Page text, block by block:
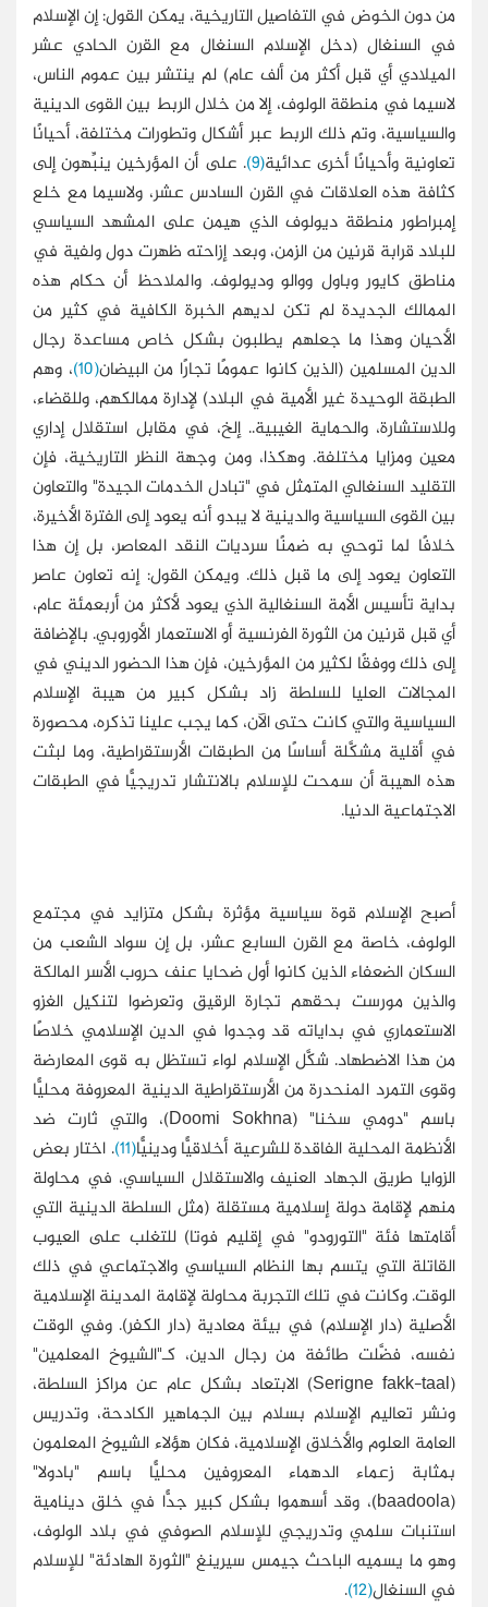
من دون الخوض في التفاصيل التاريخية، يمكن القول: إن الإسلام
في السنغال (دخل الإسلام السنغال مع القرن الحادي عشر
الميلادي أي قبل أكثر من ألف عام) لم ينتشر بين عموم الناس،
لاسيما في منطقة الولوف، إلا من خلال الربط بين القوى الدينية
والسياسية، وتم ذلك الربط عبر أشكال وتطورات مختلفة، أحيانًا
تعاونية وأحيانًا أخرى عدائية(9) . على أن المؤرخين ينبِّهون إلى
كثافة هذه العلاقات في القرن السادس عشر، ولاسيما مع خلع
إمبراطور منطقة ديولوف الذي هيمن على المشهد السياسي
للبلاد قرابة قرنين من الزمن، وبعد إزاحته ظهرت دول ولفية في
مناطق كايور وباول ووالو وديولوف. والملاحظ أن حكام هذه
الممالك الجديدة لم تكن لديهم الخبرة الكافية في كثير من
الأحيان وهذا ما جعلهم يطلبون بشكل خاص مساعدة رجال
الدين المسلمين (الذين كانوا عمومًا تجارًا من البيضان(10)
، وهم
الطبقة الوحيدة غير الأمية في البلاد) لإدارة ممالكهم، وللقضاء،
وللاستشارة، والحماية الغيبية.. إلخ، في مقابل استقلال إداري
معين ومزايا مختلفة. وهكذا، ومن وجهة النظر التاريخية، فإن
التقليد السنغالي المتمثل في "تبادل الخدمات الجيدة" والتعاون
بين القوى السياسية والدينية لا يبدو أنه يعود إلى الفترة الأخيرة،
خلافًا لما توحي به ضمنًا سرديات النقد المعاصر، بل إن هذا
التعاون يعود إلى ما قبل ذلك. ويمكن القول: إنه تعاون عاصر
بداية تأسيس الأمة السنغالية الذي يعود لأكثر من أربعمئة عام،
أي قبل قرنين من الثورة الفرنسية أو الاستعمار الأوروبي. بالإضافة
إلى ذلك ووفقًا لكثير من المؤرخين، فإن هذا الحضور الديني في
المجالات العليا للسلطة زاد بشكل كبير من هيبة الإسلام
السياسية والتي كانت حتى الآن، كما يجب علينا تذكره، محصورة
في أقلية مشكَّلة أساسًا من الطبقات الأرستقراطية، وما لبثت
هذه الهيبة أن سمحت للإسلام بالانتشار تدريجيًّا في الطبقات
الاجتماعية الدنيا.
أصبح الإسلام قوة سياسية مؤثرة بشكل متزايد في مجتمع
الولوف، خاصة مع القرن السابع عشر، بل إن سواد الشعب من
السكان الضعفاء الذين كانوا أول ضحايا عنف حروب الأسر المالكة
والذين مورست بحقهم تجارة الرقيق وتعرضوا لتنكيل الغزو
الاستعماري في بداياته قد وجدوا في الدين الإسلامي خلاصًا
من هذا الاضطهاد. شكَّل الإسلام لواء تستظل به قوى المعارضة
وقوى التمرد المنحدرة من الأرستقراطية الدينية المعروفة محليًّا
باسم "دومي سخنا" (Doomi Sokhna)، والتي ثارت ضد
الأنظمة المحلية الفاقدة للشرعية أخلاقيًّا ودينيًّا(11) . اختار بعض
الزوايا طريق الجهاد العنيف والاستقلال السياسي، في محاولة
منهم لإقامة دولة إسلامية مستقلة (مثل السلطة الدينية التي
أقامتها فئة "التورودو" في إقليم فوتا) للتغلب على العيوب
القاتلة التي يتسم بها النظام السياسي والاجتماعي في ذلك
الوقت. وكانت في تلك التجربة محاولة لإقامة المدينة الإسلامية
الأصلية (دار الإسلام) في بيئة معادية (دار الكفر). وفي الوقت
نفسه، فضَّلت طائفة من رجال الدين، كـ"الشيوخ المعلمين"
(Serigne fakk-taal) الابتعاد بشكل عام عن مراكز السلطة،
ونشر تعاليم الإسلام بسلام بين الجماهير الكادحة، وتدريس
العامة العلوم والأخلاق الإسلامية، فكان هؤلاء الشيوخ المعلمون
بمثابة زعماء الدهماء المعروفين محليًّا باسم "بادولا"
(baadoola)، وقد أسهموا بشكل كبير جدًّا في خلق دينامية
استنبات سلمي وتدريجي للإسلام الصوفي في بلاد الولوف،
وهو ما يسميه الباحث جيمس سيرينغ "الثورة الهادئة" للإسلام
في السنغال(12)
.